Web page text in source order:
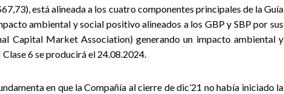
está alineada a los cuatro componentes principales de la Guía
ambiental y social positivo alineados a los GBP y SBP por sus
Capital Market Association) generando un impacto ambiental y
6 se producirá el 24.08.2024.
en que la Compañía al cierre de dic’21 no había iniciado la